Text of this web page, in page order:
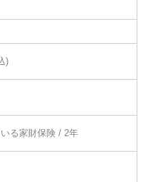
)
る家財保険 / 2年